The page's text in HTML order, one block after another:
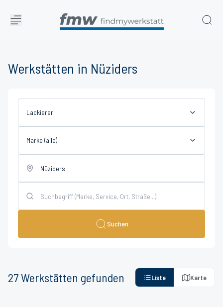
Werkstätten in Nüziders
Lackierer
Marke (alle)
Suchen
27Werkstätten gefunden Liste Karte